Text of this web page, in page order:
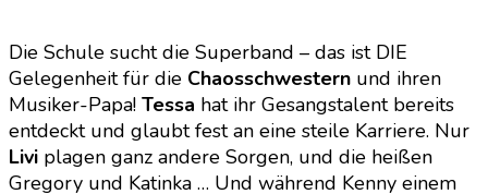
Mueller
Die Schule sucht die Superband – das ist DIE
Gelegenheit für die Chaosschwestern und ihren
Musiker-Papa! Tessa hat ihr Gesangstalent bereits
entdeckt und glaubt fest an eine steile Karriere. Nur
Livi plagen ganz andere Sorgen, und die heißen
Gregory und Katinka … Und während Kenny einem